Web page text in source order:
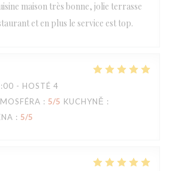
maison très bonne, jolie terrasse
et en plus le service est top.
- HOSTÉ 4
: 5/5 KUCHYNĚ :
: 5/5